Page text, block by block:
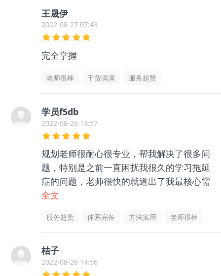
王晟伊
2022-08-27 07:43
完全掌握
老师很棒 干货满满 服务超赞
学员f5db
2022-08-26 14:57
规划老师很耐心很专业，帮我解决了很多问
题，特别是之前一直困扰我很久的学习拖延
症的问题，老师很快的就道出了我最核心需
要解决的点，我照着做，真的让我不再那么
全文
服务超赞 体系完备 方法实用 老师很棒
桔子
2022-08-26 14:56